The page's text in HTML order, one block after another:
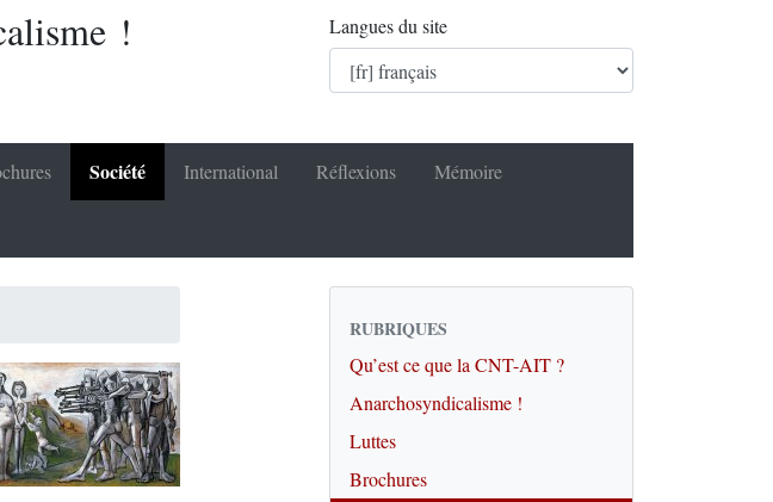
! Langues du site
Société International Réflexions Mémoire
RUBRIQUES
Qu’est ce que la CNT-AIT ?
Anarchosyndicalisme !
Luttes
Brochures